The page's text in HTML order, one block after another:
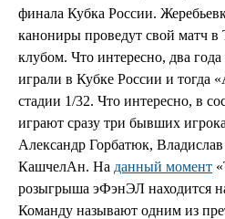
финала Кубка России.
канониры проведут свой матч
клубом. Что интересно, два
играли в Кубке России и тогда
стадии 1/32. Что интересно, в
играют сразу три бывших
Александр Горбатюк,
КашчелАн. На данный момент
розыгрыша эФэнЭЛ находится
Команду называют одним из